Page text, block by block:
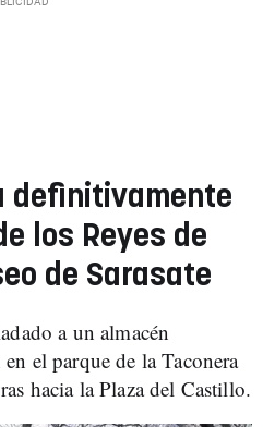
definitivamente
los Reyes de
de Sarasate
a un almacén
el parque de la Taconera
hacia la Plaza del Castillo.